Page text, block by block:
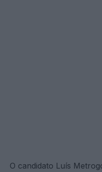
O candidato Luís